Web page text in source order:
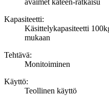
avaimet käteen-ratkaisu
Kapasiteetti:
Käsittelykapasiteetti
mukaan
Tehtävä:
Monitoiminen
Käyttö:
Teollinen käyttö